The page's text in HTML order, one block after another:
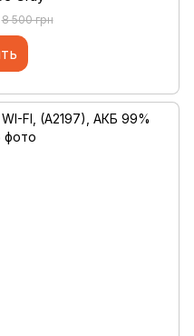
8 500 грн